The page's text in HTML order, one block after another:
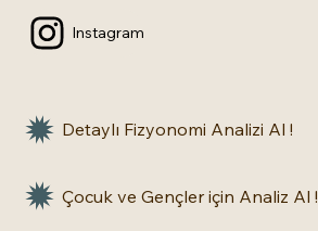
Instagram
Detaylı Fizyonomi Analizi Al !
Çocuk ve Gençler için Analiz Al !